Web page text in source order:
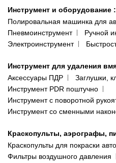
Инструмент и оборудование :
Полировальная машинка для
Пневмоинструмент
Ручной
Электроинструмент
Инструмент для удаления
Аксессуары ПДР
Заглушки,
Инструмент PDR поштучно
Инструмент с поворотной
Инструмент со сменными
Краскопульты, аэрографы,
Краскопульты для покраски авто
Фильтры воздушного давления